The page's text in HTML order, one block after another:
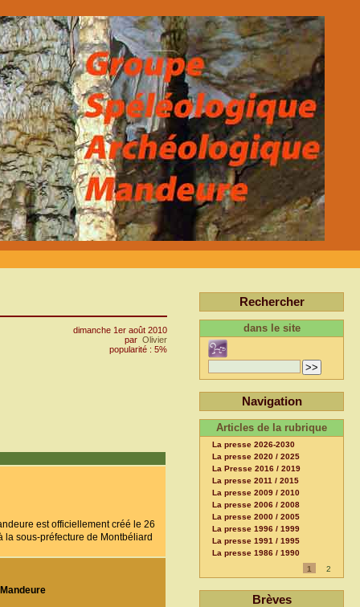
dimanche 1er août 2010
par Olivier
popularité : 5%
est officiellement créé le 26
sous-préfecture de Montbéliard
Rechercher
dans le site
Navigation
Articles de la rubrique
La presse 2026-2030
La presse 2020 / 2025
La Presse 2016 / 2019
La presse 2011 / 2015
La presse 2009 / 2010
La presse 2006 / 2008
La presse 2000 / 2005
La presse 1996 / 1999
La presse 1991 / 1995
La presse 1986 / 1990
1
2
Brèves